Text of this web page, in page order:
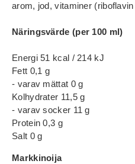
arom, jod, vitaminer
Näringsvärde (per 100 ml)
Energi 51 kcal / 214 kJ
Fett 0,1 g
- varav mättat 0 g
Kolhydrater 11,5 g
- varav socker 11 g
Protein 0,3 g
Salt 0 g
Markkinoija